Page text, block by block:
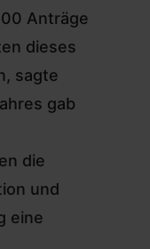
Anträge
dieses
sagte
gab
die
und
eine